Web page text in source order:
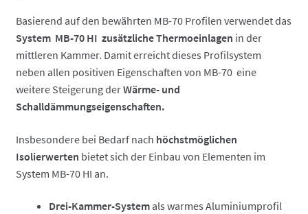
Basierend auf den bewährten MB-70 Profilen verwendet das
System MB-70 HI zusätzliche Thermoeinlagen in der
mittleren Kammer. Damit erreicht dieses Profilsystem
neben allen positiven Eigenschaften von MB-70 eine
weitere Steigerung derWärme- und
Schalldämmungseigenschaften.
Insbesondere bei Bedarf nach höchstmöglichen
Isolierwerten bietet sich der Einbau von Elementen im
System MB-70 HI an.
Drei-Kammer-Systemals warmes Aluminiumprofil